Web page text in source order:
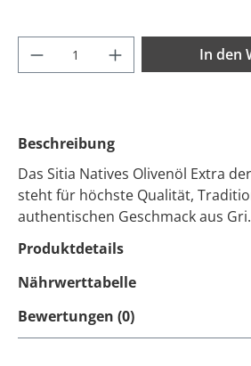
Produkt Anzahl: GibIn den
Beschreibung
Das Sitia Natives Olivenöl Extra
steht für höchste Qualität,
authentischen Geschmack aus
Produktdetails
Nährwerttabelle
Bewertungen (0)